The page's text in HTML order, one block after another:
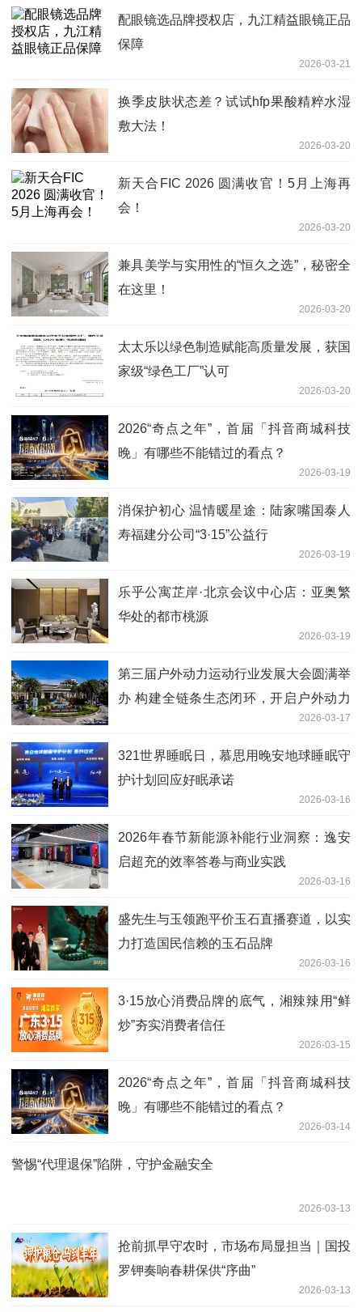
配眼镜选品牌授权店，九江精益眼镜正品
保障
2026-03-21
换季皮肤状态差？试试hfp果酸精粹水湿
敷大法！
2026-03-20
新天合FIC 2026 圆满收官！5月上海再
会！
2026-03-20
兼具美学与实用性的“恒久之选”，秘密全
在这里！
2026-03-20
太太乐以绿色制造赋能高质量发展，获国
家级“绿色工厂”认可
2026-03-20
2026“奇点之年”，首届「抖音商城科技
晚」有哪些不能错过的看点？
2026-03-19
消保护初心 温情暖星途：陆家嘴国泰人
寿福建分公司“3·15”公益行
2026-03-19
乐乎公寓芷岸·北京会议中心店：亚奥繁
华处的都市桃源
2026-03-19
第三届户外动力运动行业发展大会圆满举
办 构建全链条生态闭环，开启户外动力
2026-03-17
321世界睡眠日，慕思用晚安地球睡眠守
护计划回应好眠承诺
2026-03-16
2026年春节新能源补能行业洞察：逸安
启超充的效率答卷与商业实践
2026-03-16
盛先生与玉领跑平价玉石直播赛道，以实
力打造国民信赖的玉石品牌
2026-03-16
3·15放心消费品牌的底气，湘辣辣用“鲜
炒”夯实消费者信任
2026-03-15
2026“奇点之年”，首届「抖音商城科技
晚」有哪些不能错过的看点？
2026-03-14
警惕“代理退保”陷阱，守护金融安全
2026-03-13
抢前抓早守农时，市场布局显担当｜国投
罗钾奏响春耕保供“序曲”
2026-03-13